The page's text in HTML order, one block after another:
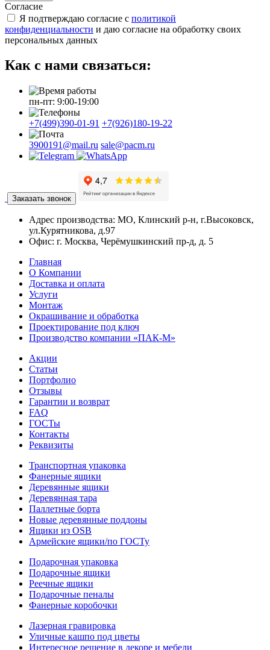
Согласие
Я подтверждаю согласие с политикой
конфиденциальности и даю согласие на обработку своих
персональных данных
Как с нами связаться:
пн-пт: 9:00-19:00
+7(499)390-01-91 +7(926)180-19-22
3900191@mail.ru sale@pacm.ru
Заказать звонок
Адрес производства: МО, Клинский р-н, г.Высоковск,
ул.Курятникова, д.97
Офис: г. Москва, Черёмушкинский пр-д, д. 5
Главная
О Компании
Доставка и оплата
Услуги
Монтаж
Окрашивание и обработка
Проектирование под ключ
Производство компании «ПАК-М»
Акции
Статьи
Портфолио
Отзывы
Гарантии и возврат
FAQ
ГОСТы
Контакты
Реквизиты
Транспортная упаковка
Фанерные ящики
Деревянные ящики
Деревянная тара
Паллетные борта
Новые деревянные поддоны
Ящики из OSB
Армейские ящики/по ГОСТу
Подарочная упаковка
Подарочные ящики
Реечные ящики
Подарочные пеналы
Фанерные коробочки
Лазерная гравировка
Уличные кашпо под цветы
Интересное решение в декоре и мебели